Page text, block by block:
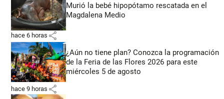
Murió la bebé hipopótamo rescatada en el
Magdalena Medio
hace 6 horas share
¿Aún no tiene plan? Conozca la programación
de la Feria de las Flores 2026 para este
miércoles 5 de agosto
hace 9 horas share